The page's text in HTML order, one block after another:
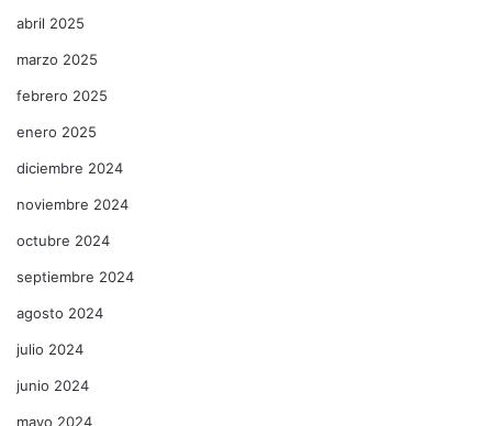
abril 2025
marzo 2025
febrero 2025
enero 2025
diciembre 2024
noviembre 2024
octubre 2024
septiembre 2024
agosto 2024
julio 2024
junio 2024
mayo 2024